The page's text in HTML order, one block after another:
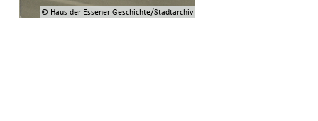
© Haus der Essener Geschichte/Stadtarchiv